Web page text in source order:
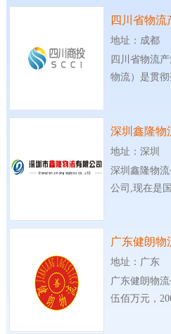
四川省物流
地址：成都
四川省物流
物流）是贯
深圳鑫隆物
地址：深圳
深圳鑫隆物
公司,现在是
广东健朗物
地址：广东
广东健朗物
伍佰万元，